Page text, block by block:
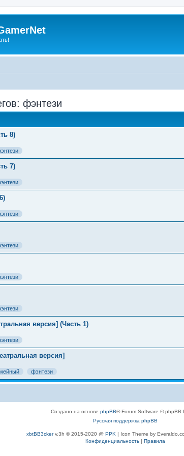
фэнтези
8)
7)
версия] (Часть 1)
версия]
фэнтези
Создано на основе phpBB® Forum Software © phpBB
Русская поддержка phpBB
xbtBB3ckerv.3h © 2015-2020 @ PPK | Icon Theme by
Конфиденциальность| Правила